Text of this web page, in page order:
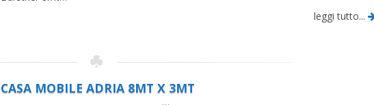
leggi tutto...
CASA MOBILE ADRIA 8MT X 3MT
…